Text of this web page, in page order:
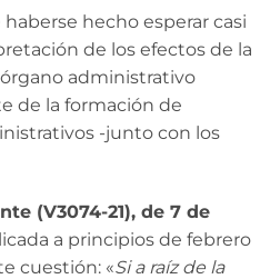
hecho esperar casi
de los efectos de la
administrativo
de la formación de
-junto con los
(V3074-21), de 7 de
a principios de febrero
cuestión: «Si a raíz de la